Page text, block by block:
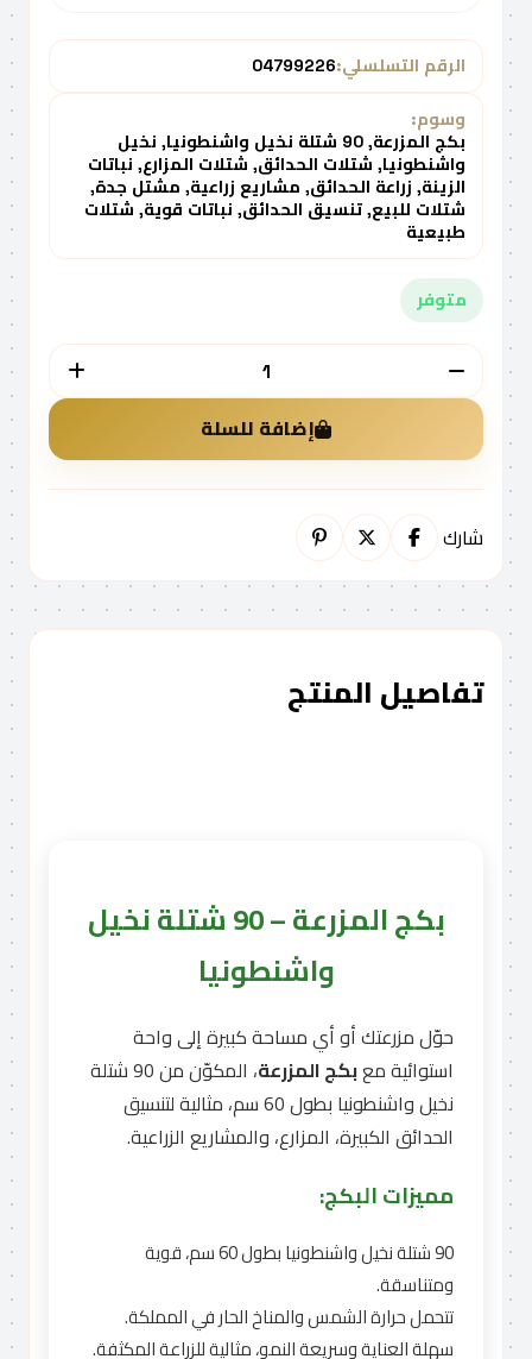
الرقم التسلسلي:04799226
وسوم:
بكج المزرعة, 90 شتلة نخيل واشنطونيا, نخيل
واشنطونيا, شتلات الحدائق, شتلات المزارع, نباتات
الزينة, زراعة الحدائق, مشاريع زراعية, مشتل جدة,
شتلات للبيع, تنسيق الحدائق, نباتات قوية, شتلات
طبيعية
متوفر
الكمية
إضافة للسلة
شارك
تفاصيل المنتج
بكج المزرعة – 90 شتلة نخيل
واشنطونيا
حوّل مزرعتك أو أي مساحة كبيرة إلى واحة
استوائية معبكج المزرعة
، المكوّن من 90 شتلة
نخيل واشنطونيا بطول 60 سم، مثالية لتنسيق
الحدائق الكبيرة، المزارع، والمشاريع الزراعية.
مميزات البكج:
90 شتلة نخيل واشنطونيا بطول 60 سم، قوية
ومتناسقة.
تتحمل حرارة الشمس والمناخ الحار في المملكة.
سهلة العناية وسريعة النمو، مثالية للزراعة المكثفة.